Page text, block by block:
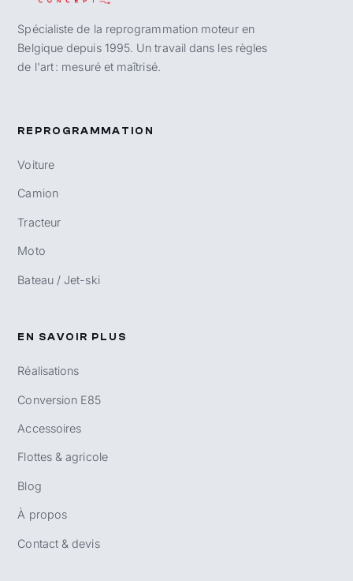
Spécialiste de la reprogrammation moteur en
Belgique depuis 1995. Un travail dans les règles
de l'art : mesuré et maîtrisé.
REPROGRAMMATION
Voiture
Camion
Tracteur
Moto
Bateau / Jet-ski
EN SAVOIR PLUS
Réalisations
Conversion E85
Accessoires
Flottes & agricole
Blog
À propos
Contact & devis